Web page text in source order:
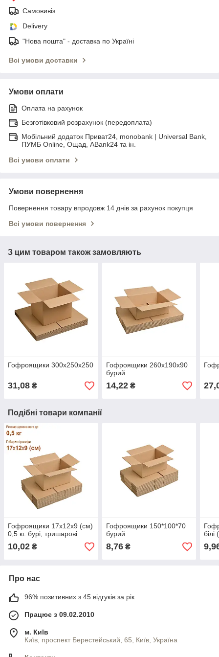
Самовивіз
Delivery
"Нова пошта" - доставка по Україні
Всі умови доставки
Умови оплати
Оплата на рахунок
Безготівковий розрахунок (передоплата)
Мобільний додаток Приват24, monobank | Universal Bank,
ПУМБ Online, Ощад, ABank24 та ін.
Всі умови оплати
Умови повернення
Повернення товару впродовж 14 днів за рахунок покупця
Всі умови повернення
З цим товаром також замовляють
Гофроящики 300х250х250
31,08 ₴
Гофроящики 260х190х90
бурий
14,22₴
Подібні товари компанії
Гофроящики 17х12х9 (см)
0,5 кг. бурі, тришарові
10,02 ₴
Гофроящики 150*100*70
бурий
8,76₴
Про нас
96% позитивних з 45 відгуків за рік
Працює з 09.02.2010
м. Київ
Київ, проспект Берестейський, 65, Київ, Україна